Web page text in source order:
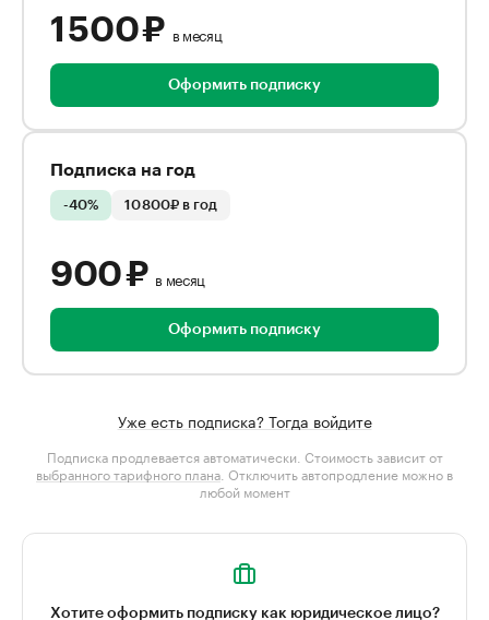
1 500 ₽ в месяц
Оформить подписку
Подписка на год
-40% 10 800₽ в год
900 ₽ в месяц
Оформить подписку
Уже есть подписка? Тогда войдите
Подписка продлевается автоматически. Стоимость зависит от
выбранного тарифного плана . Отключить автопродление можно в
любой момент
Хотите оформить подписку как юридическое лицо?